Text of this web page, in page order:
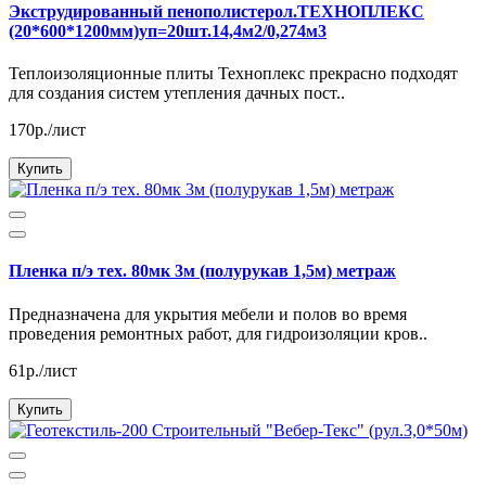
Экструдированный пенополистерол.ТЕХНОПЛЕКС
(20*600*1200мм)уп=20шт.14,4м2/0,274м3
Теплоизоляционные плиты Техноплекс прекрасно подходят
для создания систем утепления дачных пост..
170р./лист
Купить
Пленка п/э тех. 80мк 3м (полурукав 1,5м) метраж
Предназначена для укрытия мебели и полов во время
проведения ремонтных работ, для гидроизоляции кров..
61р./лист
Купить